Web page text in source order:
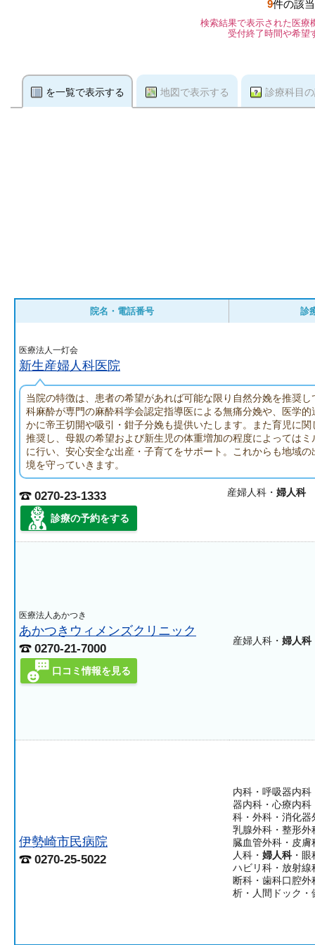
9件の該
検索結果で表示された医療
受付終了時間や希望
を一覧で表示する 地図で表示する 診療科目
院名・電話番号 診
医療法人一灯会
新生産婦人科医院
当院の特徴は、患者の希望があれば可能な限り自然分娩を推奨
科麻酔が専門の麻酔科学会認定指導医による無痛分娩や、医学的
かに帝王切開や吸引・鉗子分娩も提供いたします。また育児に関
推奨し、母親の希望および新生児の体重増加の程度によってはミ
に行い、安心安全な出産・子育てをサポート。これからも地域
境を守っていきます。
0270-23-1333
診療の予約をする
産婦人科・婦人科
医療法人あかつき
あかつきウィメンズクリニック
0270-21-7000
口コミ情報を見る
産婦人科・ 婦人科
伊勢崎市民病院
0270-25-5022
内科・呼吸器内
器内科・心療内科
科・外科・消化器
乳腺外科・整形外
臓血管外科・皮
人科・ 婦人科・眼
ハビリ科・放射線
断科・歯科口腔
析・人間ドック・